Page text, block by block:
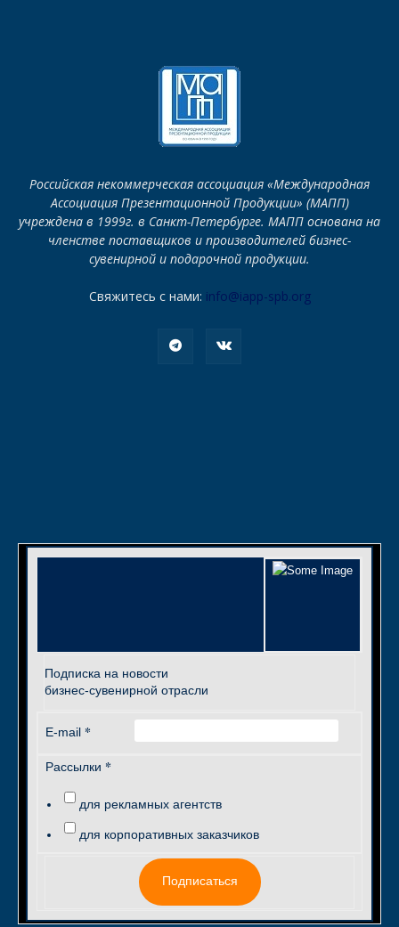
Российская некоммерческая ассоциация «Международная
Ассоциация Презентационной Продукции» (МАПП)
учреждена в 1999г. в Санкт-Петербурге. МАПП основана на
членстве поставщиков и производителей бизнес-
сувенирной и подарочной продукции.
Свяжитесь с нами: info@iapp-spb.org
Подписка на новости
бизнес-сувенирной отрасли
E-mail *
Рассылки *
для рекламных агентств
для корпоративных заказчиков
Подписаться